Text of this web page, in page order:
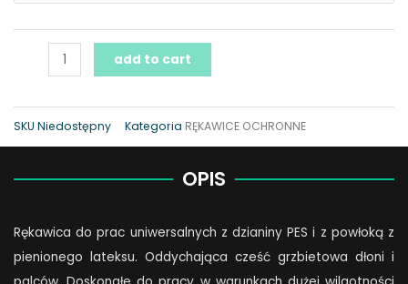
add to cart
SKU Niedostępny Kategoria RĘKAWICE OCHRONNE
OPIS
Rękawica do prac uniwersalnych z dzianiny PES i z powłoką z
pienionego lateksu. Oddychająca cześć grzbietowa dłoni i